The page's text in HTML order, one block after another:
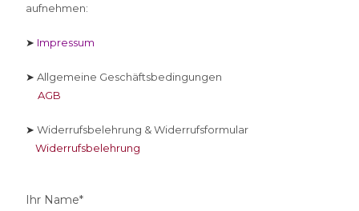
aufnehmen:
➤ Impressum
➤ Allgemeine Geschäftsbedingungen
AGB
➤Widerrufsbelehrung & Widerrufsformular
Widerrufsbelehrung
Ihr Name*